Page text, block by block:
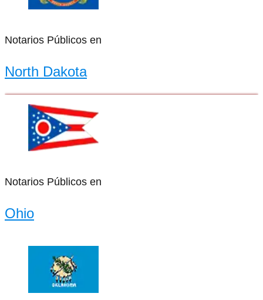
Notarios Públicos en
North Dakota
Notarios Públicos en
Ohio